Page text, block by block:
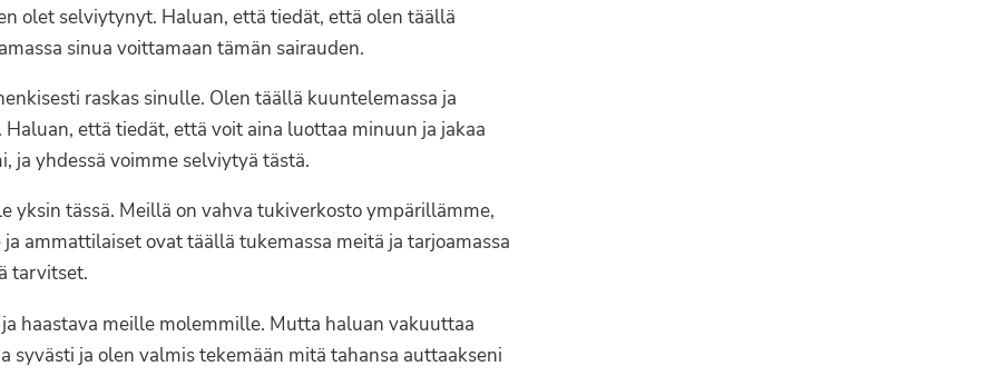
olet selviytynyt. Haluan, että tiedät, että olen täällä
sinua voittamaan tämän sairauden.
raskas sinulle. Olen täällä kuuntelemassa ja
että tiedät, että voit aina luottaa minuun ja jakaa
ja yhdessä voimme selviytyä tästä.
yksin tässä. Meillä on vahva tukiverkosto ympärillämme,
ammattilaiset ovat täällä tukemassa meitä ja tarjoamassa
tarvitset.
haastava meille molemmille. Mutta haluan vakuuttaa
syvästi ja olen valmis tekemään mitä tahansa auttaakseni